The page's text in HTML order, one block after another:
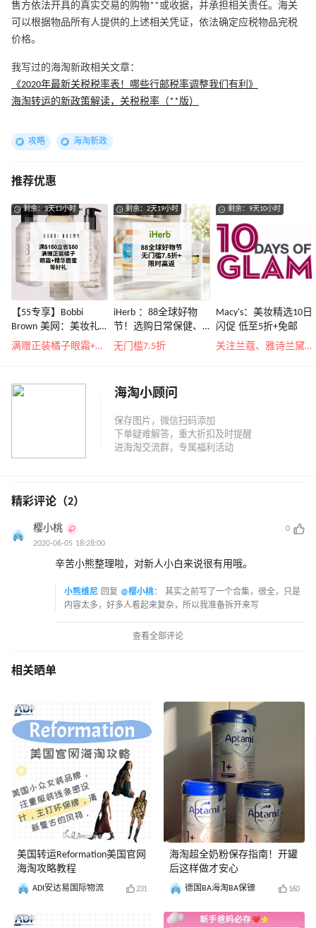
售方依法开具的真实交易的购物**或收据，并承担相关责任。海关
可以根据物品所有人提供的上述相关凭证，依法确定应税物品完税
价格。
我写过的海淘新政相关文章：
《2020年最新关税税率表！哪些行邮税率调整我们有利》
海淘转运的新政策解读，关税税率（**版）
攻略 海淘新政
推荐优惠
剩余：3天13小时
【55专享】Bobbi
Brown 美网：美妆礼
遇！满$150立省$50
满赠正装橘子眼霜+精华唇蜜等好礼
剩余：2天19小时
iHerb ：88全球好物
节！选购日常保健、
健身补剂、护肤洗护
无门槛7.5折
剩余：9天10小时
Macy's：美妆精选10日
闪促 低至5折+免邮
关注兰蔻、雅诗兰黛等 每日更新
海淘小顾问
精彩评论（2）
樱小桃
0
2020-06-05 18:28:00
辛苦小熊整理啦，对新人小白来说很有用哦。
小熊维尼 回复 @樱小桃： 其实之前写了一个合集，很全，只是
内容太多，好多人看起来复杂，所以我准备拆开来写
查看全部评论
相关晒单
美国转运Reformation美国官网
海淘攻略教程
ADI安达易国际物流 231
海淘超全奶粉保存指南️！开罐
后这样做才安心
德国BA海淘BA保镖 160